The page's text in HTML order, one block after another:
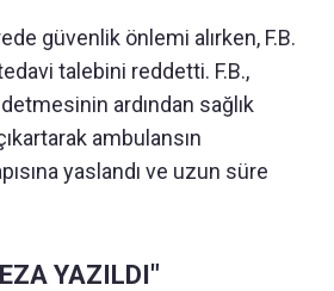
güvenlik önlemi alırken, F.B.
talebini reddetti. F.B.,
ardından sağlık
ambulansın
yaslandı ve uzun süre
YAZILDI"